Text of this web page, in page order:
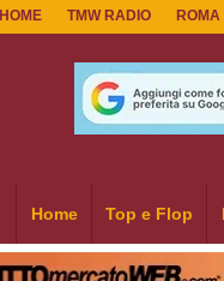
HOME TMW RADIO
Home Top e Flop